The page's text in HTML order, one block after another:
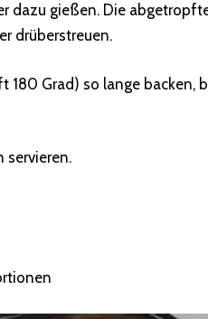
dazu gießen. Die
drüberstreuen.
Grad) so lange backen,
servieren.